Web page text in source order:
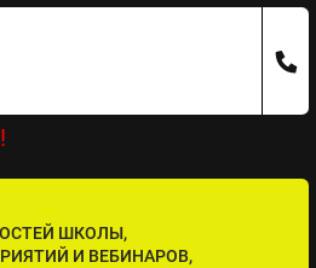
ШКОЛЫ,
И ВЕБИНАРОВ,